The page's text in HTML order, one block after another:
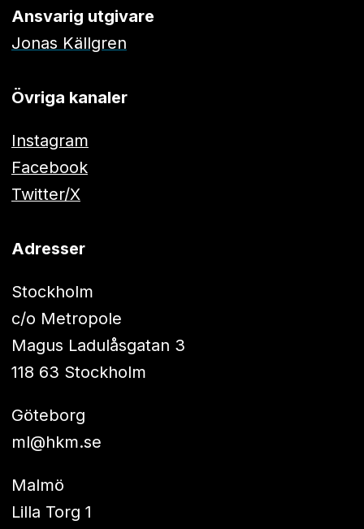
Ansvarig utgivare
Jonas Källgren
Övriga kanaler
Instagram
Facebook
Twitter/X
Adresser
Stockholm
c/o Metropole
Magus Ladulåsgatan 3
118 63 Stockholm
Göteborg
ml@hkm.se
Malmö
Lilla Torg 1